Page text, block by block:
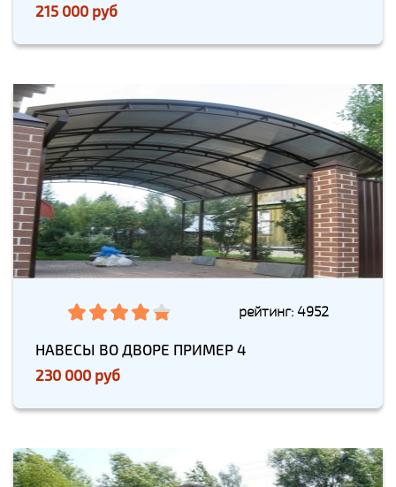
215 000 руб
рейтинг: 4952
НАВЕСЫ ВО ДВОРЕ ПРИМЕР 4
230 000 руб